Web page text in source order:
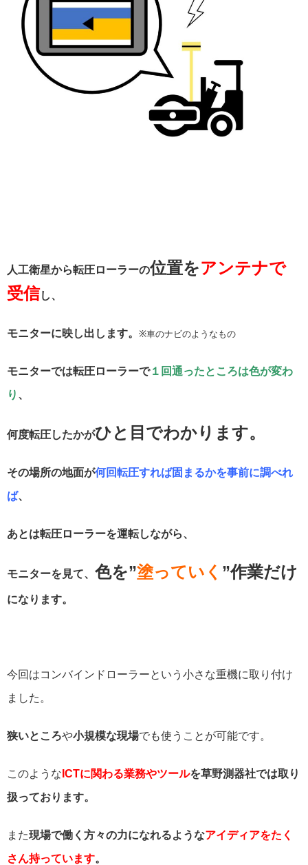
人工衛星から転圧ローラーの位置をアンテナで
受信し、
モニターに映し出します。 ※車のナビのようなもの
モニターでは転圧ローラーで１回通ったところは色が変わ
り 、
何度転圧したかがひと目でわかります。
その場所の地面が何回転圧すれば固まるかを事前に調べれ
ば、
あとは転圧ローラーを運転しながら、
モニターを見て、 色を”塗っていく ”作業だけ
になります。
今回はコンバインドローラーという小さな重機に取り付け
ました。
狭いところや小規模な現場でも使うことが可能です。
このような ICTに関わる業務やツールを草野測器社では取り
扱っております。
また現場で働く方々の力になれるようなアイディアをたく
さん持っています。